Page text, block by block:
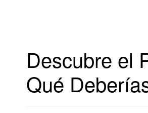
Descubre el
Qué